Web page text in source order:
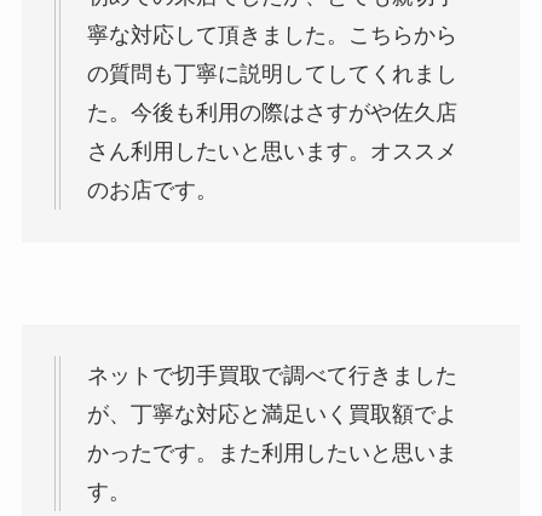
寧な対応して頂きました。こちらから
の質問も丁寧に説明してしてくれまし
た。今後も利用の際はさすがや佐久店
さん利用したいと思います。オススメ
のお店です。
ネットで切手買取で調べて行きました
が、丁寧な対応と満足いく買取額でよ
かったです。また利用したいと思いま
す。